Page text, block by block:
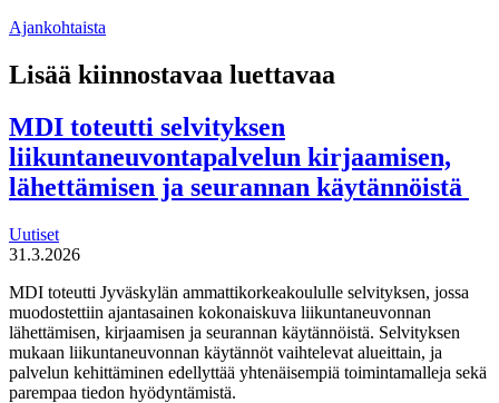
Ajankohtaista
Lisää kiinnostavaa luettavaa
MDI toteutti selvityksen
liikuntaneuvontapalvelun kirjaamisen,
lähettämisen ja seurannan käytännöistä
Uutiset
31.3.2026
MDI toteutti Jyväskylän ammattikorkeakoululle selvityksen, jossa
muodostettiin ajantasainen kokonaiskuva liikuntaneuvonnan
lähettämisen, kirjaamisen ja seurannan käytännöistä. Selvityksen
mukaan liikuntaneuvonnan käytännöt vaihtelevat alueittain, ja
palvelun kehittäminen edellyttää yhtenäisempiä toimintamalleja sekä
parempaa tiedon hyödyntämistä.